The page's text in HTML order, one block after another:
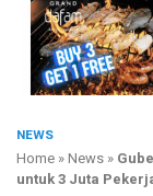
NEWS
Home »News »
untuk 3 Juta